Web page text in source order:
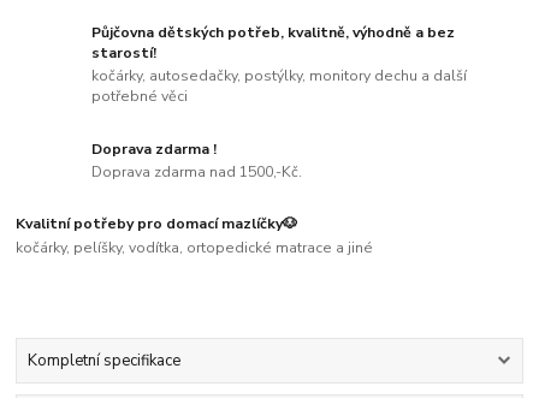
Půjčovna dětských potřeb, kvalitně, výhodně a bez
starostí!
kočárky, autosedačky, postýlky, monitory dechu a další
potřebné věci
Doprava zdarma !
Doprava zdarma nad 1500,-Kč.
Kvalitní potřeby pro domací mazlíčky🐶
kočárky, pelíšky, vodítka, ortopedické matrace a jiné
Kompletní specifikace